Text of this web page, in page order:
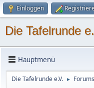
Einloggen
Die Tafelrunde
Hauptmenü
Die Tafelrunde e.V. ►